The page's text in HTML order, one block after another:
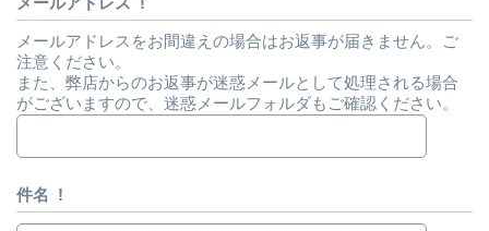
メールアドレスをお間違えの場合はお返事が届きません。ご
注意ください。
また、弊店からのお返事が迷惑メールとして処理される場合
がございますので、迷惑メールフォルダもご確認ください。
件名 !